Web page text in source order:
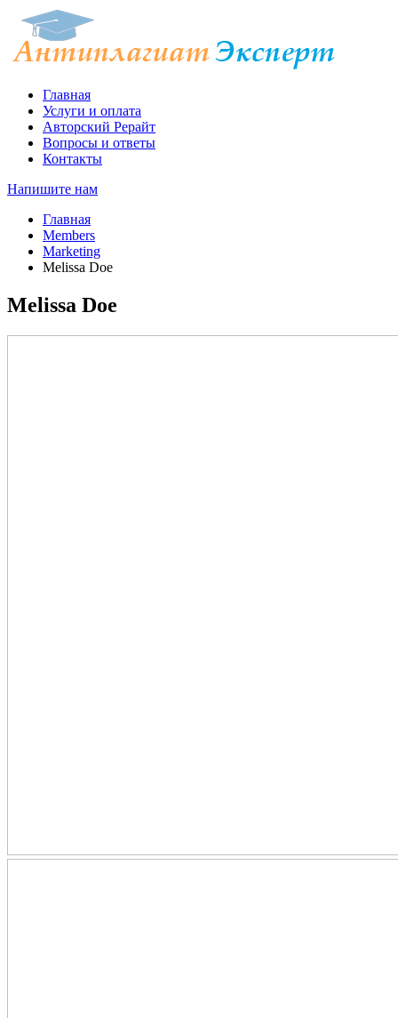
Главная
Услуги и оплата
Авторский Рерайт
Вопросы и ответы
Контакты
Напишите нам
Главная
Members
Marketing
Melissa Doe
Melissa Doe